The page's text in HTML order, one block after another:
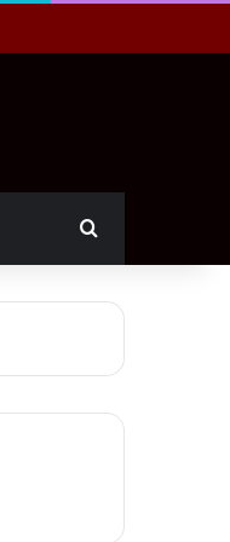
Search for